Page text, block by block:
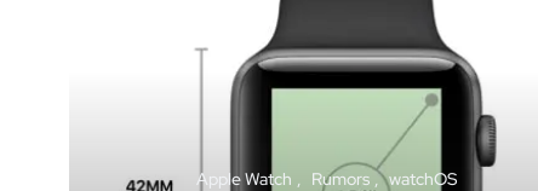
Apple Watch Rumors watchOS